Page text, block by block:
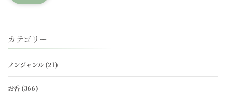
カテゴリー
ノンジャンル (21)
お香 (366)